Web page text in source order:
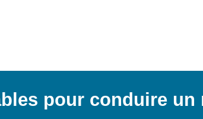
pour conduire un